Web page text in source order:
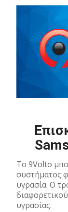
Το 9Volto
συστήματος
υγρασία. Ο
υγρασίας.